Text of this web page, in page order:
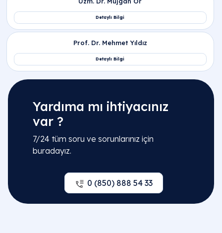
Yardıma mı ihtiyacınız
var ?
7/24 tüm soru ve sorunlarınız için
buradayız.
0 (850) 888 54 33